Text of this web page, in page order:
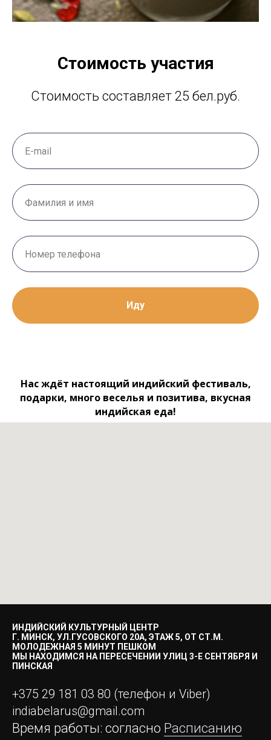
Стоимость участия
Стоимость составляет 25 бел.руб.
Иду
Нас ждёт настоящий индийский фестиваль,
подарки, много веселья и позитива, вкусная
индийская еда!
ИНДИЙСКИЙ КУЛЬТУРНЫЙ ЦЕНТР
Г. МИНСК, УЛ.ГУСОВСКОГО 20А, ЭТАЖ 5, ОТ СТ.М.
МОЛОДЕЖНАЯ 5 МИНУТ ПЕШКОМ
МЫ НАХОДИМСЯ НА ПЕРЕСЕЧЕНИИ УЛИЦ 3-Е СЕНТЯБРЯ И
ПИНСКАЯ
+375 29 181 03 80 (телефон и Viber)
indiabelarus@gmail.com
Время работы: согласно Расписанию